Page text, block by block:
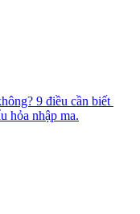
9 điều cần biết
hỏa nhập ma.